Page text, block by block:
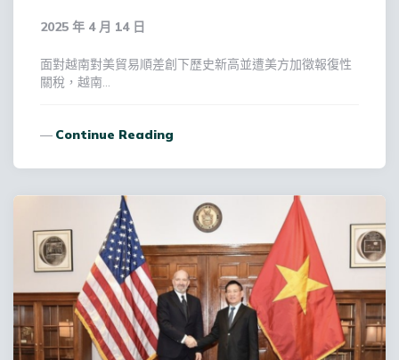
2025 年 4 月 14 日
面對越南對美貿易順差創下歷史新高並遭美方加徵報復性
關稅，越南…
Continue Reading